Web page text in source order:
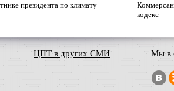
президента по климату
кодекс
ЦПТ в других СМИ Мы в